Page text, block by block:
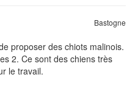
Bastogne
proposer des chiots malinois.
2. Ce sont des chiens très
le travail.